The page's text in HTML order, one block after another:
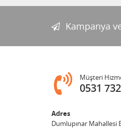
Kampanya
Müşteri
0531
Adres
Dumlupınar Mahallesi